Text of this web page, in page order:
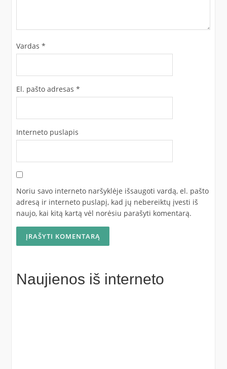
Vardas *
El. pašto adresas *
Interneto puslapis
Noriu savo interneto naršyklėje išsaugoti vardą, el. pašto
adresą ir interneto puslapį, kad jų nebereiktų įvesti iš
naujo, kai kitą kartą vėl norėsiu parašyti komentarą.
Naujienos iš interneto